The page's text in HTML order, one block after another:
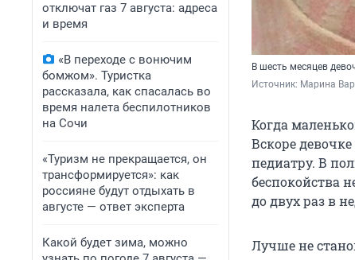
отключат газ 7 августа: адреса
и время
«В переходе с вонючим
бомжом». Туристка
рассказала, как спасалась во
время налета беспилотников
на Сочи
«Туризм не прекращается, он
трансформируется»: как
россияне будут отдыхать в
августе — ответ эксперта
Какой будет зима, можно
В шесть месяцев
Источник: Марина
Когда
Вскоре
педиатру. В
беспокойства
до двух раз в
Лучше не